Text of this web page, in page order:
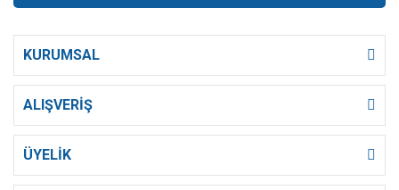
KURUMSAL
ALIŞVERİŞ
ÜYELİK